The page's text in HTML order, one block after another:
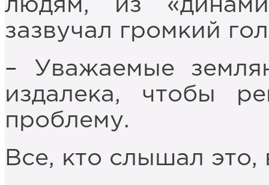
людям, из
зазвучал громкий
– Уважаемые
издалека, чтобы
проблему.
Все, кто слышал это,